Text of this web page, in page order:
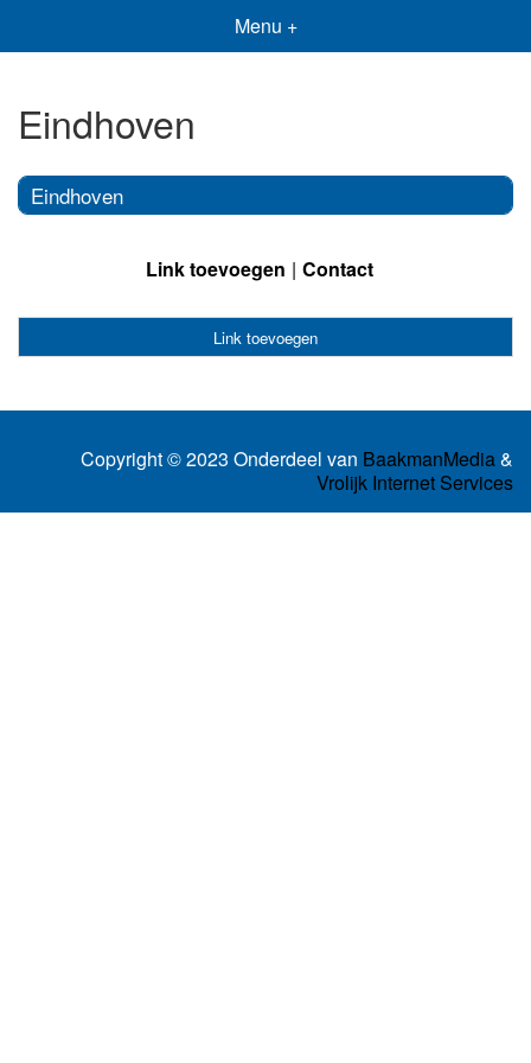
Menu +
Eindhoven
Eindhoven
Link toevoegen Contact
Link toevoegen
Copyright © 2023 Onderdeel van BaakmanMedia&
Vrolijk Internet Services